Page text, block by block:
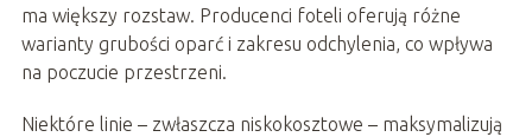
ma większy rozstaw. Producenci foteli oferują różne
warianty grubości oparć i zakresu odchylenia, co wpływa
na poczucie przestrzeni.
Niektóre linie – zwłaszcza niskokosztowe – maksymalizują